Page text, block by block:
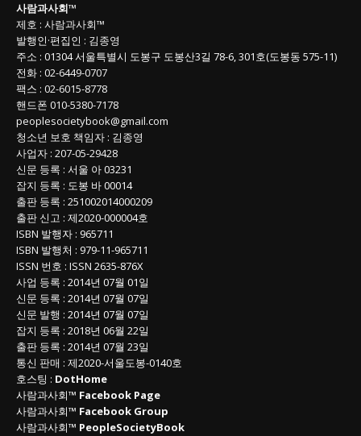
목
록
사람과사회™
제호 : 사람과사회™
발행인·편집인 : 김종영
주소 : 01304서울특별시 도봉구 도봉산3길 78-6, 301호(도봉동 575-11)
전화 : 02-6449-0707
팩스 : 02-6015-8778
핸드폰 010-5380-7178
peoplesocietybook@gmail.com
청소년 보호 책임자 : 김종영
사업자 : 207-05-29428
신문 등록 : 서울 아 03231
잡지 등록 : 도봉 바 00014
출판 등록 : 251002014000209
출판 신고 : 제2020-000004호
ISBN 발행자 : 965711
ISBN 발행처 : 979-11-965711
ISSN 번호 : ISSN 2635-876X
사업 등록 : 2014년 07월 01일
신문 등록 : 2014년 07월 07일
신문 발행 : 2014년 07월 07일
잡지 등록 : 2018년 06월 22일
출판 등록 : 2014년 07월 23일
통신 판매 : 제2020-서울도봉-0140호
호스팅 : DotHome
사람과사회™ Facebook Page
사람과사회™ Facebook Group
사람과사회™ PeopleSocietyBook